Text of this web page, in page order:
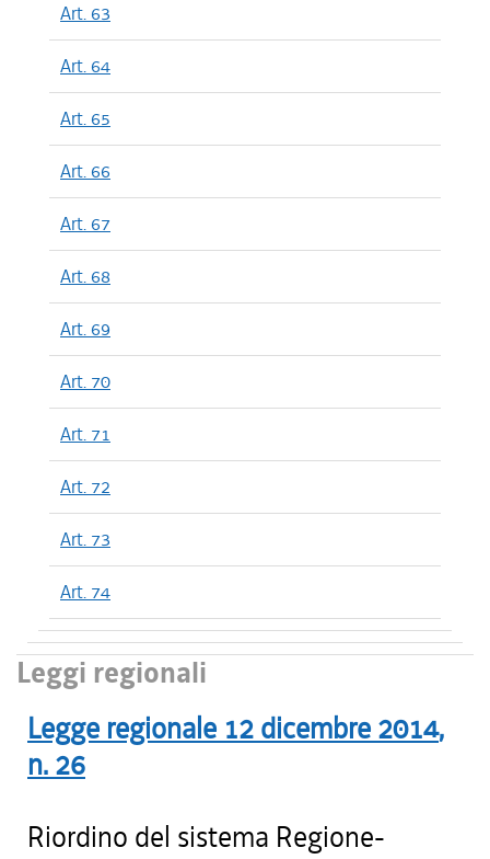
Art. 63
Art. 64
Art. 65
Art. 66
Art. 67
Art. 68
Art. 69
Art. 70
Art. 71
Art. 72
Art. 73
Art. 74
Leggi regionali
Legge regionale 12 dicembre 2014,
n. 26
Riordino del sistema Regione-